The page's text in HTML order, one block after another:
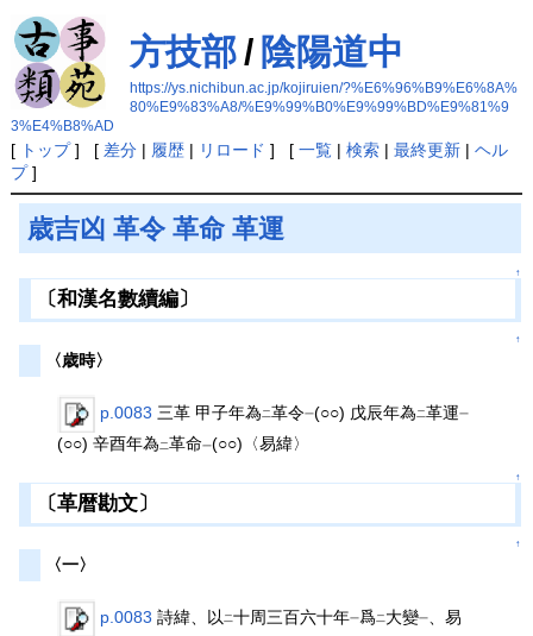
方技部/ 陰陽道中
https://ys.nichibun.ac.jp/kojiruien/?%E6%96%B9%E6%8A%
80%E9%83%A8/%E9%99%B0%E9%99%BD%E9%81%9
3%E4%B8%AD
[ トップ] [ 差分| 履歴| リロード ] [ 一覧| 検索| 最終更新| ヘル
プ]
歳吉凶 革令 革命 革運
↑
〔和漢名數續編〕
↑
〈歳時〉
p.0083 三革 甲子年為二革令一(○○) 戊辰年為二革運一
(○○) 辛酉年為 二革命一(○○)〈易緯〉
↑
〔革暦勘文〕
↑
〈一〉
p.0083 詩緯、以二十周三百六十年一爲二大變一
、易